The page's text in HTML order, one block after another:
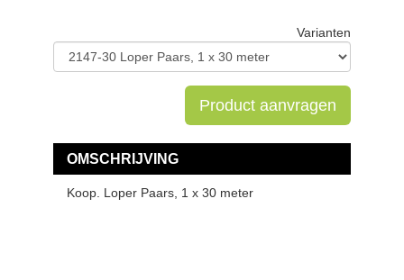
Varianten
Product aanvragen
OMSCHRIJVING
Koop. Loper Paars, 1 x 30 meter